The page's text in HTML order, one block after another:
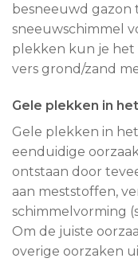
besneeuwd gazon
sneeuwschimmel
plekken kun je het
vers grond/zand
Gele plekken in
Gele plekken in
eenduidige
ontstaan door
aan meststoffen,
schimmelvorming
Om de juiste
overige oorzaken